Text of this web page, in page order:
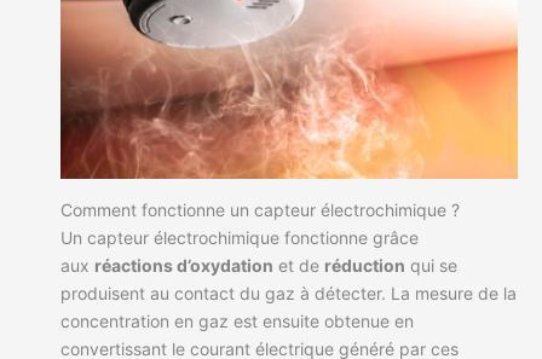
Comment fonctionne un capteur électrochimique ?
Un capteur électrochimique fonctionne grâce
aux réactions d’oxydation et de réduction qui se
produisent au contact du gaz à détecter. La mesure de la
concentration en gaz est ensuite obtenue en
convertissant le courant électrique généré par ces